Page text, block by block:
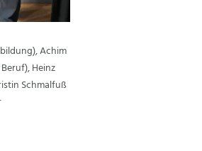
Achim
Heinz
Schmalfuß